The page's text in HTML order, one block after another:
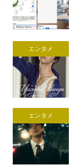
エンタメ
エンタメ